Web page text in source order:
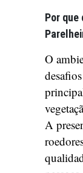
Por
O
A